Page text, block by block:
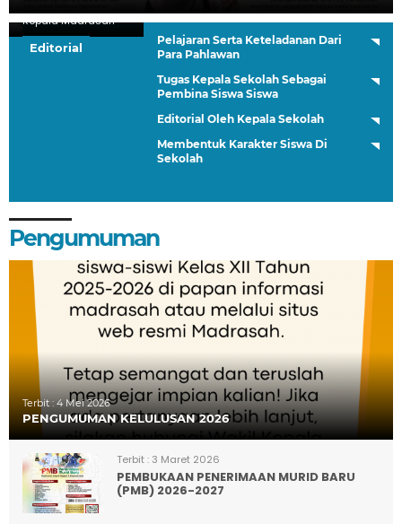
Editorial
Kepala Madrasah
Pelajaran Serta Keteladanan Dari
Para Pahlawan
Tugas Kepala Sekolah Sebagai
Pembina Siswa Siswa
Editorial Oleh Kepala Sekolah
Membentuk Karakter Siswa Di
Sekolah
Pengumuman
Terbit : 4 Mei 2026
PENGUMUMAN KELULUSAN 2026
Terbit : 3 Maret 2026
PEMBUKAAN PENERIMAAN MURID BARU
(PMB) 2026-2027